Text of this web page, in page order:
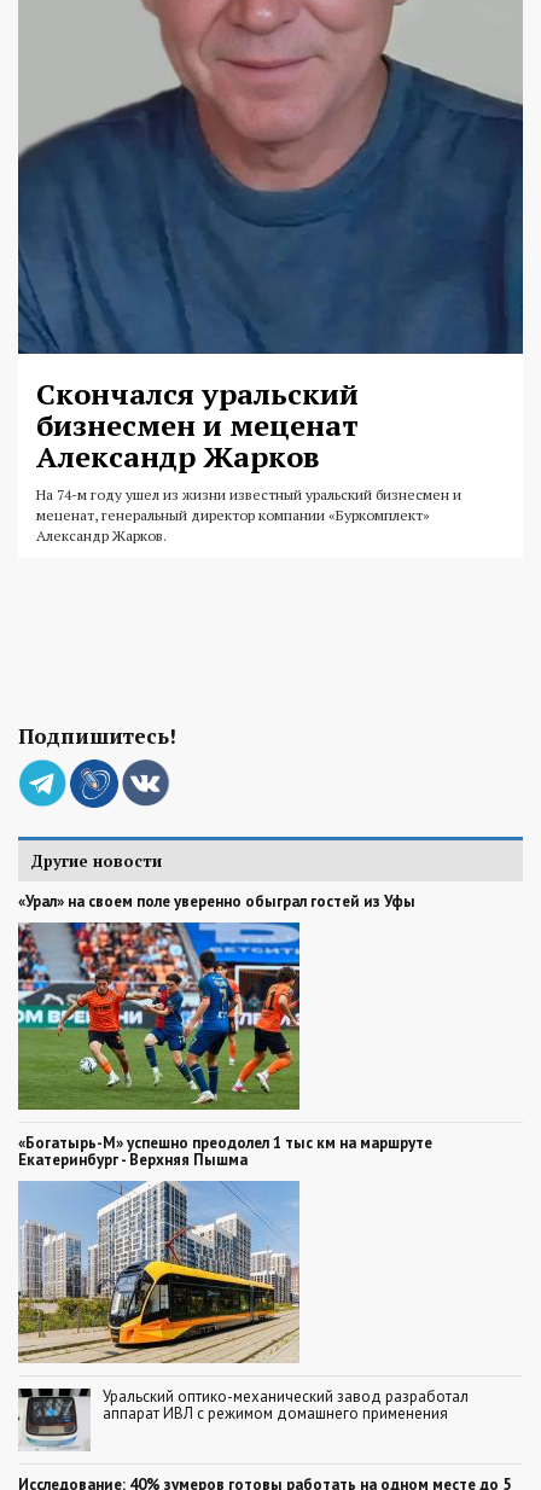
Скончался уральский
бизнесмен и меценат
Александр Жарков
На 74-м году ушел из жизни известный уральский бизнесмен и
меценат, генеральный директор компании «Буркомплект»
Александр Жарков.
Подпишитесь!
Другие новости
«Урал» на своем поле уверенно обыграл гостей из Уфы
«Богатырь-М» успешно преодолел 1 тыс км на маршруте
Екатеринбург - Верхняя Пышма
Уральский оптико-механический завод разработал
аппарат ИВЛ с режимом домашнего применения
Исследование: 40% зумеров готовы работать на одном месте до 5